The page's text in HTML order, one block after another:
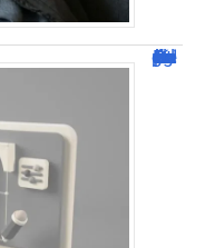
Dafont Police : guide complet pour télécharger !